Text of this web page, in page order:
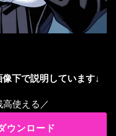
下で説明しています↓
高使える／
ウンロード